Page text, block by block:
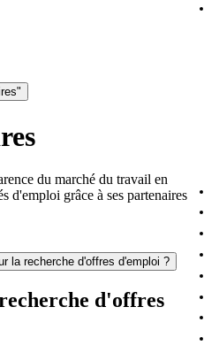
du marché du travail en
d'emploi grâce à ses partenaires
la recherche d'offres d'emploi ?
d'offres